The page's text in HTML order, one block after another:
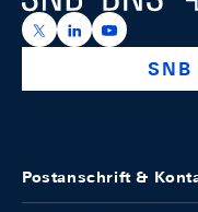
https://x.com/
https://https://
SNB
Postanschrift &